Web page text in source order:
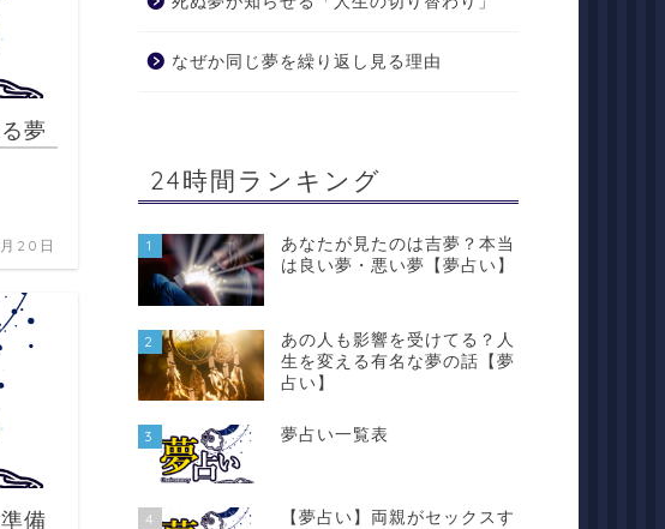
夢
20日
備
なぜか同じ夢を繰り返し見る理由
24時間ランキング
1
あなたが見たのは吉夢？本当
は良い夢・悪い夢【夢占い】
2
あの人も影響を受けてる？人
生を変える有名な夢の話【夢
占い】
3 夢占い一覧表
4
【夢占い】両親がセックスす